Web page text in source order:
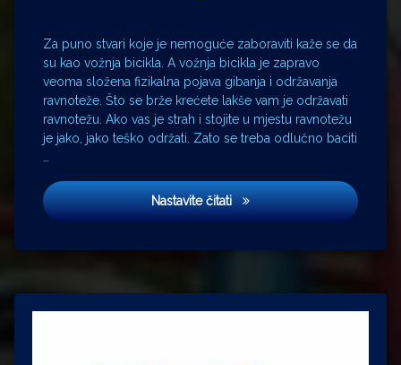
Za puno stvari koje je nemoguće zaboraviti kaže se da
su kao vožnja bicikla. A vožnja bicikla je zapravo
veoma složena fizikalna pojava gibanja i održavanja
ravnoteže. Što se brže krećete lakše vam je održavati
ravnotežu. Ako vas je strah i stojite u mjestu ravnotežu
je jako, jako teško održati. Zato se treba odlučno baciti
Nastavite čitatiRavnoteža